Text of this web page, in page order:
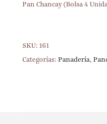
Pan Chancay (Bolsa 4
SKU: 161
Categorías: Panadería,